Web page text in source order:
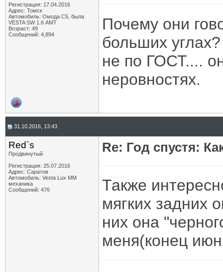
Регистрация: 17.04.2016
Адрес: Томск
Автомобиль: Омода С5, была
VESTA SW 1.6 АМТ
Возраст: 49
Сообщений: 4,894
Почему они
больших
не по ГОСТ....
неровностях.
31.10.2016, 13:43
Red`s
Продвинутый
Регистрация: 25.07.2016
Адрес: Саратов
Автомобиль: Vesta Lux MM
механика
Сообщений: 476
Re: Год спустя:
Также
мягких задних
них она
меня(конец